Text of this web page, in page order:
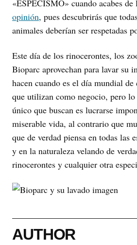
«ESPECISMO» cuando acabes
opinión, pues descubrirás que
animales deberían ser respetadas
Este día de los rinocerontes, los
Bioparc aprovechan para lavar su
hacen cuando es el día mundial de
que utilizan como negocio, pero
único que buscan es lucrarse
miserable vida, al contrario que
que de verdad piensa en todas las
y en la naturaleza velando de
rinocerontes y cualquier otra
AUTHOR